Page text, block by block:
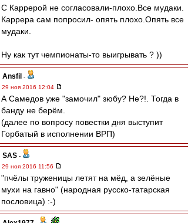
С Каррерой не согласовали-плохо.Все мудаки.
Каррера сам попросил- опять плохо.Опять все
мудаки.
Ну как тут чемпионаты-то выигрывать ? ))
Ansfil -
29 ноя 2016 12:04
А Самедов уже "замочил" зюбу? Не?!. Тогда в
банду не берём.
(далее по вопросу повестки дня выступит
Горбатый в исполнении ВРП)
SAS -
29 ноя 2016 11:56
"пчёлы труженицы летят на мёд, а зелёные
мухи на гавно" (народная русско-татарская
пословица) :-)